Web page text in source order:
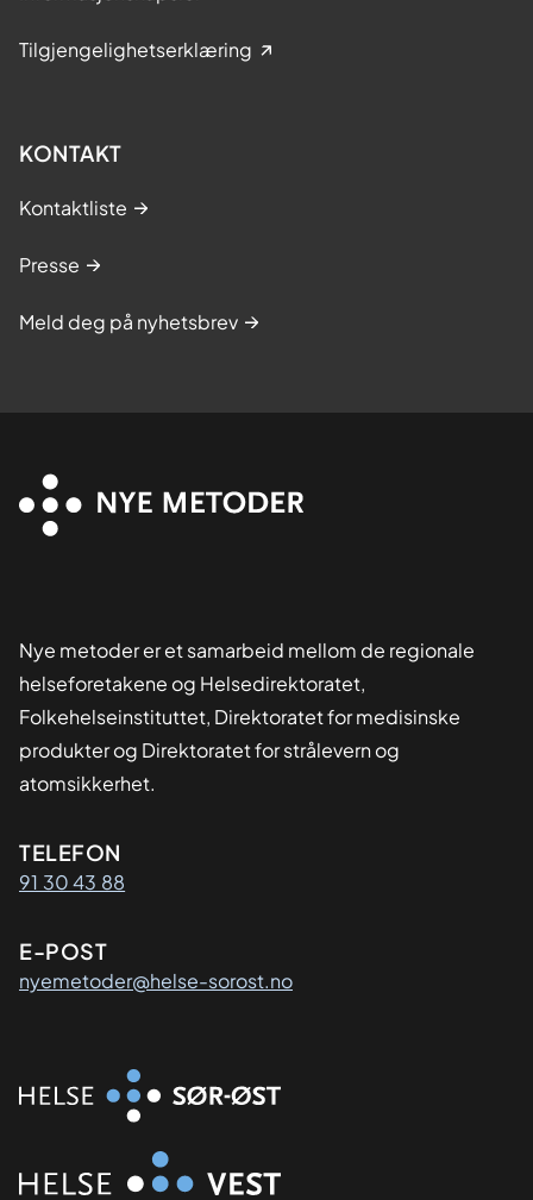
Tilgjengelighetserklæring
KONTAKT
Kontaktliste
Presse
Meld deg på nyhetsbrev
Nye metoder er et samarbeid mellom de regionale
helseforetakene og Helsedirektoratet,
Folkehelseinstituttet, Direktoratet for medisinske
produkter og Direktoratet for strålevern og
atomsikkerhet.
Kontaktinformasjon
TELEFON
91 30 43 88
E-POST
nyemetoder@helse-sorost.no
Organisasjon